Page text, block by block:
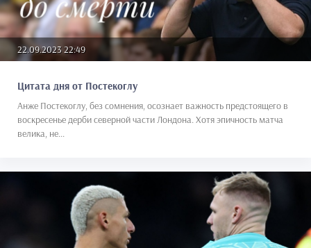
22.09.2023 22:49
Цитата дня от Постекоглу
Анже Постекоглу, без сомнения, осознает важность предстоящего в
воскресенье дерби северной части Лондона. Хотя эпичность матча
велика, не...